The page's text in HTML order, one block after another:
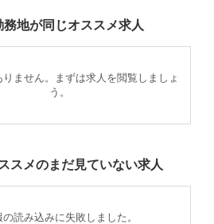
務地が同じオススメ求人
ません。まずは求人を閲覧しましょ
う。
スメのまだ見ていない求人
の読み込みに失敗しました。